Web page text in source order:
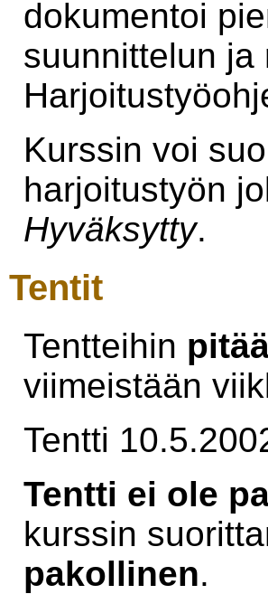
dokumentoi
suunnittelun ja
Kurssin voi
harjoitustyön
Hyväksytty.
Tentit
Tentteihin
viimeistään
Tentti
Tentti ei ole
kurssin
pakollinen.